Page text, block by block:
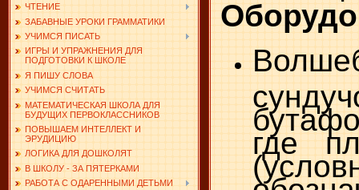
ЧТЕНИЕ
ЗАБАВНЫЕ УРОКИ ГРАММАТИКИ
УЧИМСЯ ПИСАТЬ
ИГРЫ И УПРАЖНЕНИЯ ДЛЯ
ПОДГОТОВКИ К ШКОЛЕ
Я ПИШУ СЛОВА
УЧИМСЯ СЧИТАТЬ
МАТЕМАТИЧЕСКАЯ ШКОЛА ДЛЯ
БУДУЩИХ ПЕРВОКЛАССНИКОВ
ПОВЫШАЕМ ИНТЕЛЛЕКТ И
ЭРУДИЦИЮ
ЛОГИКА ДЛЯ ДОШКОЛЯТ
В ШКОЛУ - ЗА ПЯТЕРКАМИ
РАБОТА С ОДАРЕННЫМИ ДЕТЬМИ
где